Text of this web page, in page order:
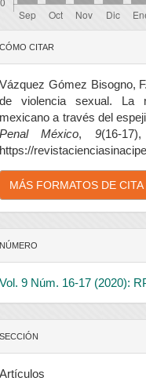
CÓMO CITAR
Vázquez Gómez Bisogno,
de violencia sexual. La
mexicano a través del
Penal México, 9(16-
https://
MÁS FORMATOS DE CITA
NÚMERO
Vol. 9 Núm. 16-17 (2020):
SECCIÓN
Artículos